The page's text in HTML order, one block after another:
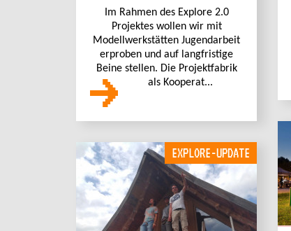
Im Rahmen des Explore 2.0
Projektes wollen wir mit
Modellwerkstätten Jugendarbeit
erproben und auf langfristige
Beine stellen. Die Projektfabrik
als Kooperat...
EXPLORE-UPDATE